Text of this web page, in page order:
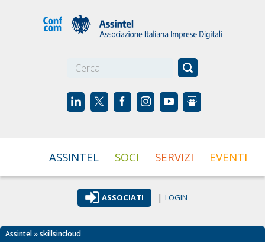
ASSINTEL SOCI SERVIZI EVENTI
ASSOCIATI | LOGIN
Assintel » skillsincloud